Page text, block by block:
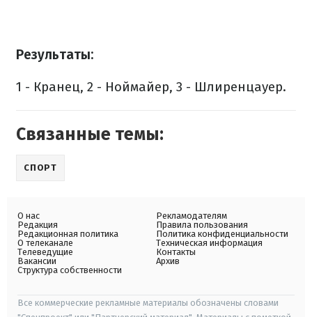
Результаты:
1 - Кранец, 2 - Ноймайер, 3 - Шлиренцауер.
Связанные темы:
СПОРТ
О нас
Редакция
Редакционная политика
О телеканале
Телеведущие
Вакансии
Структура собственности
Рекламодателям
Правила пользования
Политика конфиденциальности
Техническая информация
Контакты
Архив
Все коммерческие рекламные материалы обозначены словами